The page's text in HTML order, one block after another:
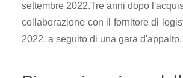
settembre 2022.Tre anni dopo
collaborazione con il fornitore di
2022, a seguito di una gara d'appalto.